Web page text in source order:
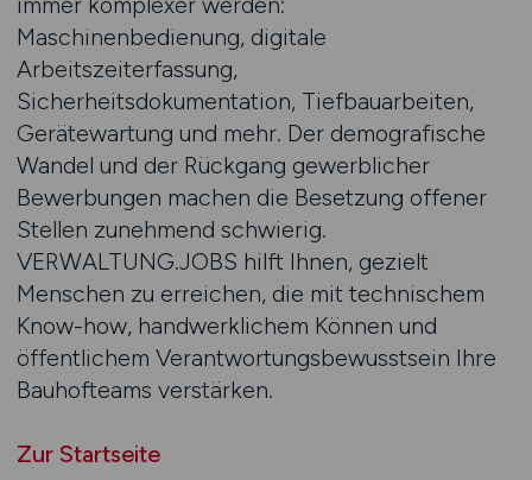
Maschinenbedienung, digitale
Arbeitszeiterfassung,
Sicherheitsdokumentation, Tiefbauarbeiten,
Gerätewartung und mehr. Der demografische
Wandel und der Rückgang gewerblicher
Bewerbungen machen die Besetzung offener
Stellen zunehmend schwierig.
VERWALTUNG.JOBS hilft Ihnen, gezielt
Menschen zu erreichen, die mit technischem
Know-how, handwerklichem Können und
öffentlichem Verantwortungsbewusstsein Ihre
Bauhofteams verstärken.
Zur Startseite